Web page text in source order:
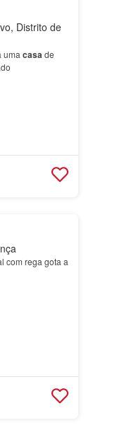
Distrito de
uma casade
com rega gota a